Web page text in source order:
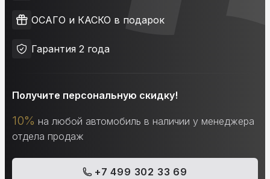
ОСАГО и КАСКО в подарок
Гарантия 2 года
Получите персональную скидку!
10% на любой автомобиль в наличии у менеджера
отдела продаж
+7 499 302 33 69